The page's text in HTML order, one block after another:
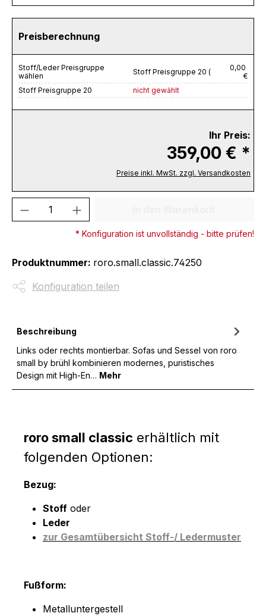
Preisberechnung
Stoff/Leder Preisgruppe
wählen
Stoff Preisgruppe 20 (
0,00
€
Stoff Preisgruppe 20
nicht gewählt
Ihr Preis:
359,00 € *
Preise inkl. MwSt. zzgl. Versandkosten
Produkt Anzahl: Gib den
* Konfiguration ist unvollständig - bitte prüfen!
Produktnummer: roro.small.classic.74250
Konfiguration teilen
Beschreibung
Links oder rechts montierbar. Sofas und Sessel von roro
small by brühl kombinieren modernes, puristisches
Design mit High-En… Mehr
roro small classic erhältlich mit
folgenden Optionen:
Bezug:
Stoff oder
Leder
zur Gesamtübersicht Stoff-/ Ledermuster
Fußform:
Metalluntergestell